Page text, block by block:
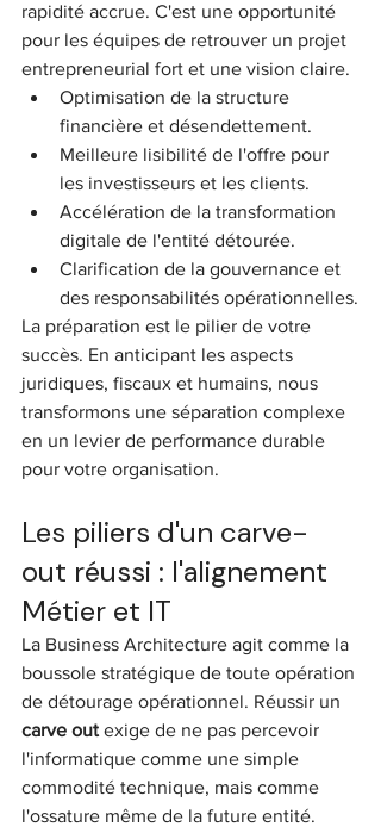
rapidité accrue. C'est une opportunité
pour les équipes de retrouver un projet
entrepreneurial fort et une vision claire.
Optimisation de la structure
financière et désendettement.
Meilleure lisibilité de l'offre pour
les investisseurs et les clients.
Accélération de la transformation
digitale de l'entité détourée.
Clarification de la gouvernance et
des responsabilités opérationnelles.
La préparation est le pilier de votre
succès. En anticipant les aspects
juridiques, fiscaux et humains, nous
transformons une séparation complexe
en un levier de performance durable
pour votre organisation.
Les piliers d'un carve-
out réussi : l'alignement
Métier et IT
La Business Architecture agit comme la
boussole stratégique de toute opération
de détourage opérationnel. Réussir un
carve out exige de ne pas percevoir
l'informatique comme une simple
commodité technique, mais comme
l'ossature même de la future entité.